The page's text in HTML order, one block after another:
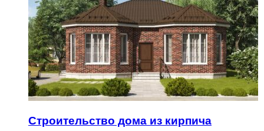
Строительство дома из кирпича